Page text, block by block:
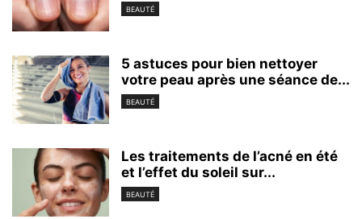
BEAUTÉ
5 astuces pour bien nettoyer
votre peau après une séance de...
BEAUTÉ
Les traitements de l’acné en été
et l’effet du soleil sur...
BEAUTÉ